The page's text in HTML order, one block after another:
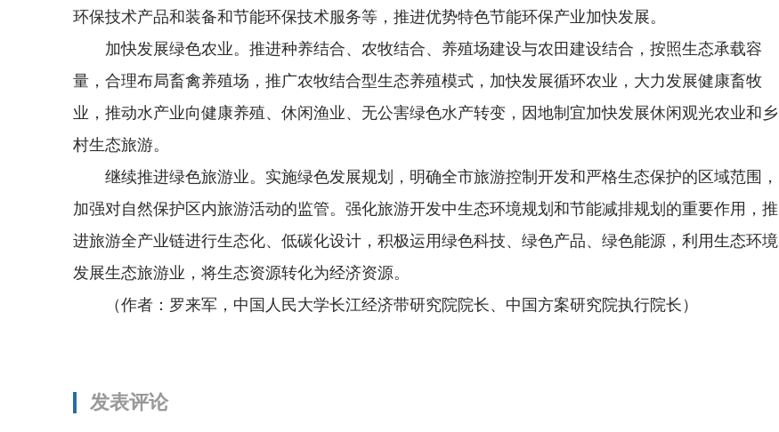
环保技术产品和装备和节能环保技术服务等，推进优势特色节能环保产业加快发展。
加快发展绿色农业。推进种养结合、农牧结合、养殖场建设与农田建设结合，按照生态承载容
量，合理布局畜禽养殖场，推广农牧结合型生态养殖模式，加快发展循环农业，大力发展健康畜牧
业，推动水产业向健康养殖、休闲渔业、无公害绿色水产转变，因地制宜加快发展休闲观光农业和乡
村生态旅游。
继续推进绿色旅游业。实施绿色发展规划，明确全市旅游控制开发和严格生态保护的区域范围，
加强对自然保护区内旅游活动的监管。强化旅游开发中生态环境规划和节能减排规划的重要作用，推
进旅游全产业链进行生态化、低碳化设计，积极运用绿色科技、绿色产品、绿色能源，利用生态环境
发展生态旅游业，将生态资源转化为经济资源。
（作者：罗来军，中国人民大学长江经济带研究院院长、中国方案研究院执行院长）
发表评论